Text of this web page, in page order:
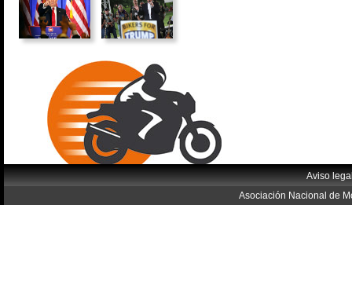
Aviso
Asociación Nacional de